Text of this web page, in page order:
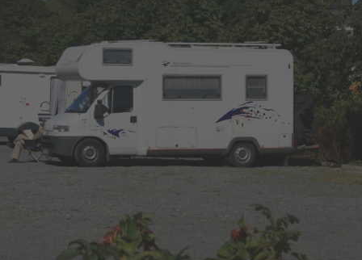
maximale Aufenthaltsdauer: 3 Tage
ganzjährig geöffnet
Quelle:destination.one , zuletzt geändert am 21.10.2025